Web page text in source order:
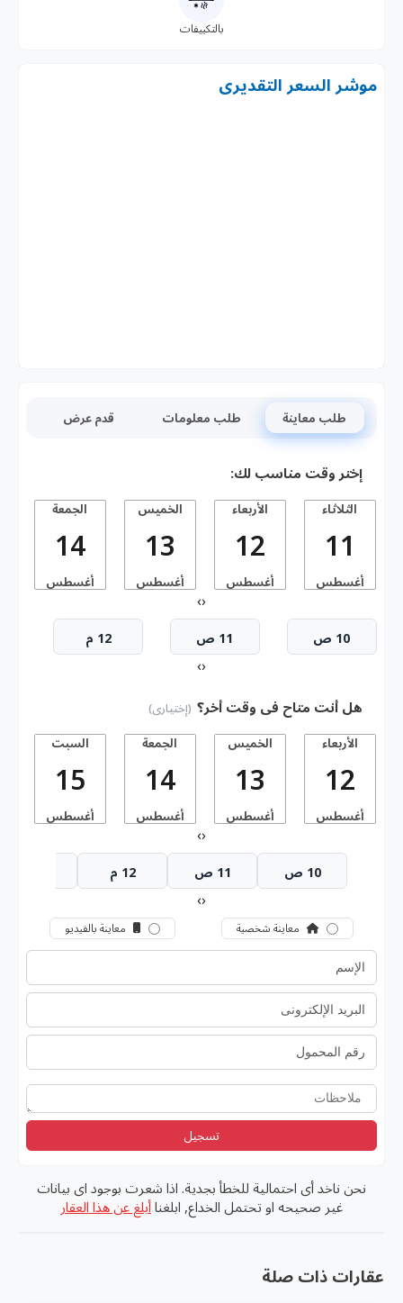
بالتكييفات
موشر السعر التقديرى
طلب معاينة طلب معلومات قدم عرض
إختر وقت مناسب لك:
الثلاثاء
11
أغسطس
الأربعاء
12
أغسطس
الخميس
13
أغسطس
الجمعة
14
أغسطس
‹
›
10 ص 11 ص 12 م
‹
›
هل أنت متاح فى وقت أخر؟ (إختيارى)
الأربعاء
12
أغسطس
الخميس
13
أغسطس
الجمعة
14
أغسطس
السبت
15
أغسطس
‹
›
10 ص 11 ص 12 م
‹
›
معاينة شخصية معاينة بالفيديو
تسجيل
نحن ناخد أى احتمالية للخطأ بجدية. اذا شعرت بوجود اى بيانات
غير صحيحه او تحتمل الخداع, ابلغنا أبلغ عن هذا العقار
عقارات ذات صلة